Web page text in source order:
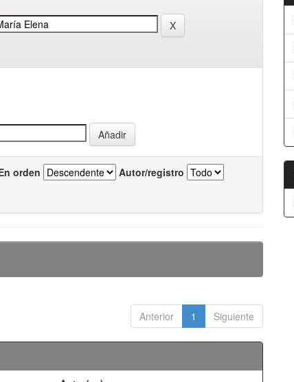
orden Autor/registro
Anterior 1 Siguiente